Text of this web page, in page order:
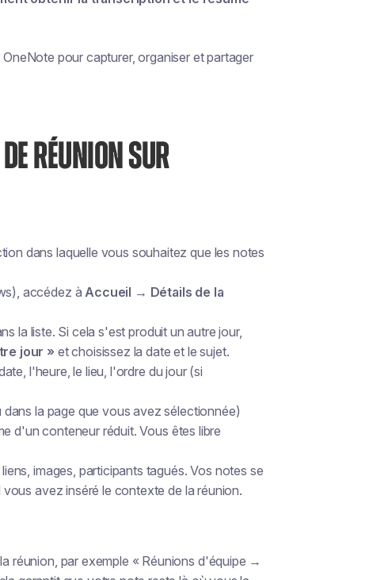
pour capturer, organiser et partager
RÉUNION SUR
dans laquelle vous souhaitez que les notes
accédez àAccueil → Détails de la
la liste. Si cela s'est produit un autre jour,
jour » et choisissez la date et le sujet.
l'heure, le lieu, l'ordre du jour (si
la page que vous avez sélectionnée)
d'un conteneur réduit. Vous êtes libre
images, participants tagués. Vos notes se
avez inséré le contexte de la réunion.
réunion, par exemple « Réunions d'équipe →